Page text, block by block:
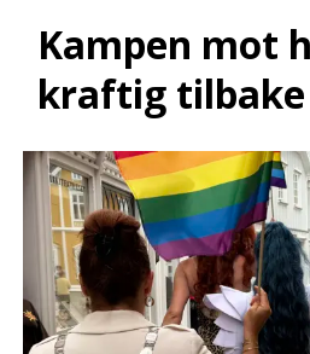
Kampen mot
kraftig tilbake